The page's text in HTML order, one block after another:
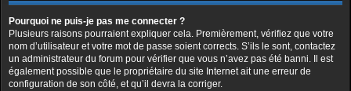
Pourquoi ne puis-je pas me connecter ?
Plusieurs raisons pourraient expliquer cela. Premièrement, vérifiez que votre
nom d’utilisateur et votre mot de passe soient corrects. S’ils le sont, contactez
un administrateur du forum pour vérifier que vous n’avez pas été banni. Il est
également possible que le propriétaire du site Internet ait une erreur de
configuration de son côté, et qu’il devra la corriger.